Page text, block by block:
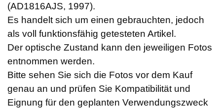
(AD1816AJS, 1997).
Es handelt sich um einen gebrauchten, jedoch
als voll funktionsfähig getesteten Artikel.
Der optische Zustand kann den jeweiligen Fotos
entnommen werden.
Bitte sehen Sie sich die Fotos vor dem Kauf
genau an und prüfen Sie Kompatibilität und
Eignung für den geplanten Verwendungszweck